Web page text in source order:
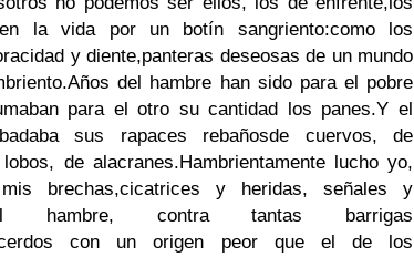
la vida por un botín sangriento:como los
y diente,panteras deseosas de un mundo
Años del hambre han sido para el pobre
para el otro su cantidad los panes.Y el
sus rapaces rebañosde cuervos, de
de alacranes.Hambrientamente lucho yo,
brechas,cicatrices y heridas, señales y
hambre, contra tantas barrigas
con un origen peor que el de los